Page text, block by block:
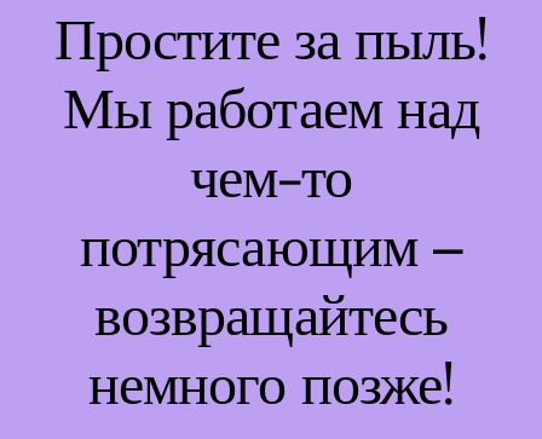
Простите за пыль!
Мы работаем над
чем-то
потрясающим –
возвращайтесь
немного позже!